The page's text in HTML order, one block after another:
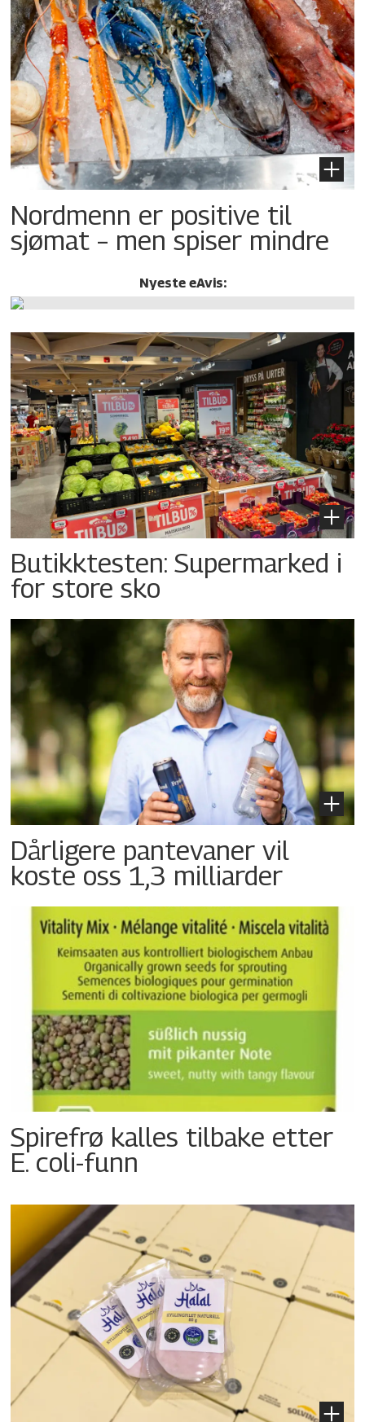
Nordmenn er positive til
sjømat – men spiser mindre
Nyeste eAvis:
Butikktesten: Supermarked i
for store sko
Dårligere pantevaner vil
koste oss 1,3 milliarder
Spirefrø kalles tilbake etter
E. coli-funn